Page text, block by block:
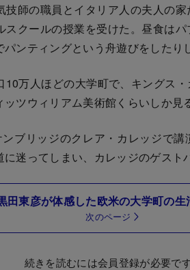
師の職員とイタリア人の夫人の
スクールの授業を受けた。昼食は
ンティングという舟遊びをしたり
万人ほどの大学町で、キングス
ツウィリアム美術館くらいしか見
ブリッジのクレア・カレッジで講
迷ってしまい、カレッジのゲスト
田東彦が体感した欧米の大学町の生
次のページ
続きを読むには会員登録が必要です